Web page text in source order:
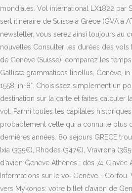
mondiales. Vol international LX1822 par
sert itinéraire de Suisse à Grèce (GVA à
newsletter, vous serez ainsi toujours au
nouvelles Consulter les durées des vols
de Genève (Suisse), comparez les
Gallicæ grammatices libellus, Genève, in-
1558, in-8°. Choisissez simplement un
destination sur la carte et faites calculer
vol. Parmi toutes les capitales
probablement celle qui a connu le plus
dernières années. 80 sejours GRECE
Ixia (335€), Rhodes (347€), Vravrona
d'avion Genève Athènes : dès 74 € avec
Informations sur le vol Genève -
vers Mykonos: votre billet d’avion de